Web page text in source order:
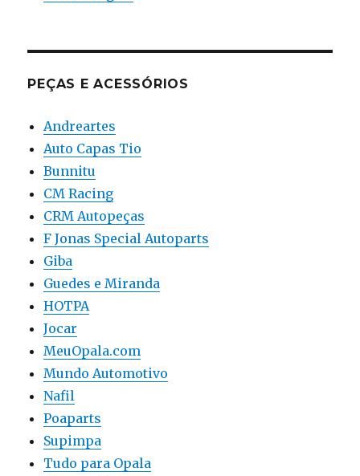
PEÇAS E ACESSÓRIOS
Andreartes
Auto Capas Tio
Bunnitu
CM Racing
CRM Autopeças
F Jonas Special Autoparts
Giba
Guedes e Miranda
HOTPA
Jocar
MeuOpala.com
Mundo Automotivo
Nafil
Poaparts
Supimpa
Tudo para Opala